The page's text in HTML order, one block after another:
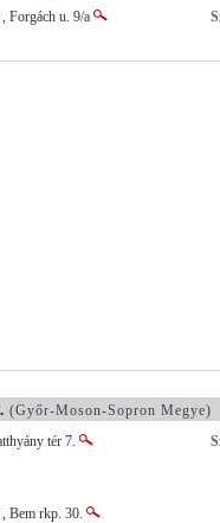
Forgách u. 9/a
(Győr-Moson-Sopron Megye)
tér 7.
Bem rkp. 30.